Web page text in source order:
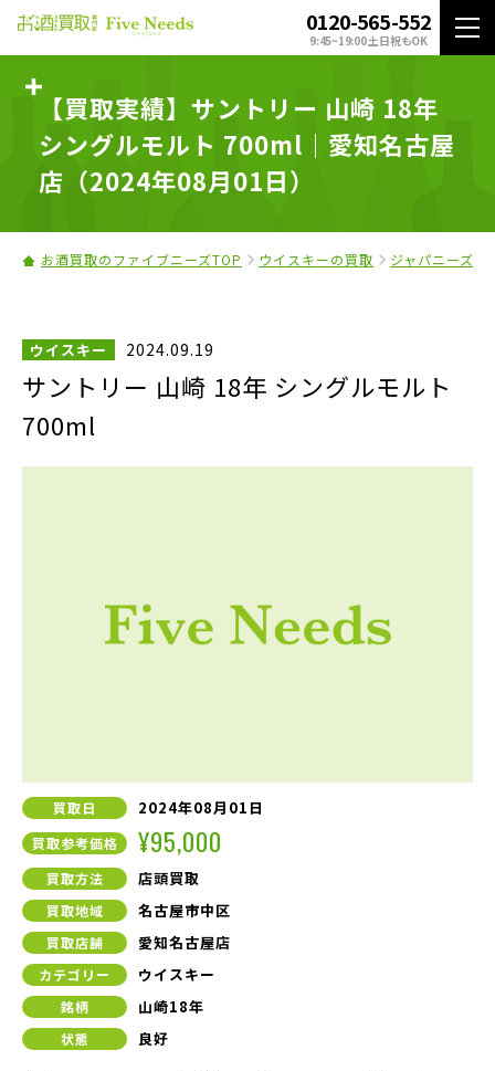
0120-565-552
9:45~19:00 土日祝もOK
【買取実績】サントリー 山崎 18年
シングルモルト 700ml｜愛知名古屋
店（2024年08月01日）
お酒買取のファイブニーズTOP ウイスキーの買取 ジャパニーズ
ウイスキー 2024.09.19
サントリー 山崎 18年 シングルモルト
700ml
買取日 2024年08月01日
買取参考価格 ¥95,000
買取方法 店頭買取
買取地域 名古屋市中区
買取店舗 愛知名古屋店
カテゴリー ウイスキー
銘柄 山崎18年
状態 良好